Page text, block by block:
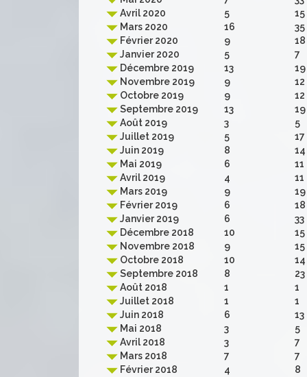
Avril 2020
5
15
Mars 2020
16
35
Février 2020
9
18
Janvier 2020
5
7
Décembre 2019
13
19
Novembre 2019
9
12
Octobre 2019
9
12
Septembre 2019
13
19
Août 2019
3
5
Juillet 2019
5
17
Juin 2019
8
14
Mai 2019
6
11
Avril 2019
4
11
Mars 2019
9
19
Février 2019
6
18
Janvier 2019
6
33
Décembre 2018
10
15
Novembre 2018
9
15
Octobre 2018
10
14
Septembre 2018
8
23
Août 2018
1
1
Juillet 2018
1
1
Juin 2018
6
13
Mai 2018
3
5
Avril 2018
3
7
Mars 2018
7
7
Février 2018
4
8